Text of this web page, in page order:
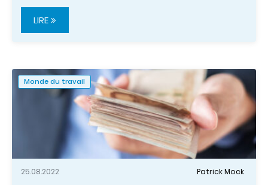
LIRE
Monde du travail
25.08.2022 Patrick Mock